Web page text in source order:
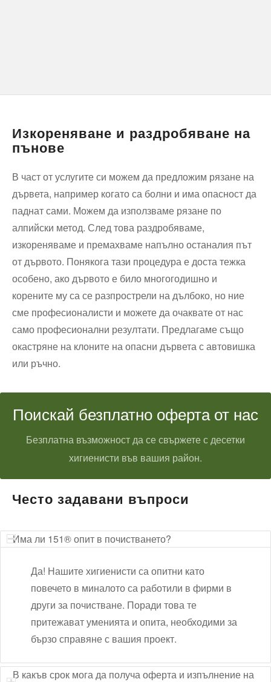
Изкореняване и раздробяване на
пънове
В част от услугите си можем да предложим рязане на
дървета, например когато са болни и има опасност да
паднат сами. Можем да използваме рязане по
алпийски метод. След това раздробяваме,
изкореняваме и премахваме напълно останалия път
от дървото. Понякога тази процедура е доста тежка
особено, ако дървото е било многогодишно и
корените му са се разпрострели на дълбоко, но ние
сме професионалисти и можете да очаквате от нас
само професионални резултати. Предлагаме също
окастряне на клоните на опасни дървета с автовишка
или ръчно.
Поискай безплатно оферта от нас
Безплатна възможност да се свържете с десетки
хигиенисти във вашия район.
Често задавани въпроси
Има ли 151® опит в почистването?
Да! Нашите хигиенисти са опитни като
повечето в миналото са работили в фирми в
други за почистване. Поради това те
притежават уменията и опита, необходими за
бързо справяне с вашия проект.
В какъв срок мога да получа оферта и изпълнение на